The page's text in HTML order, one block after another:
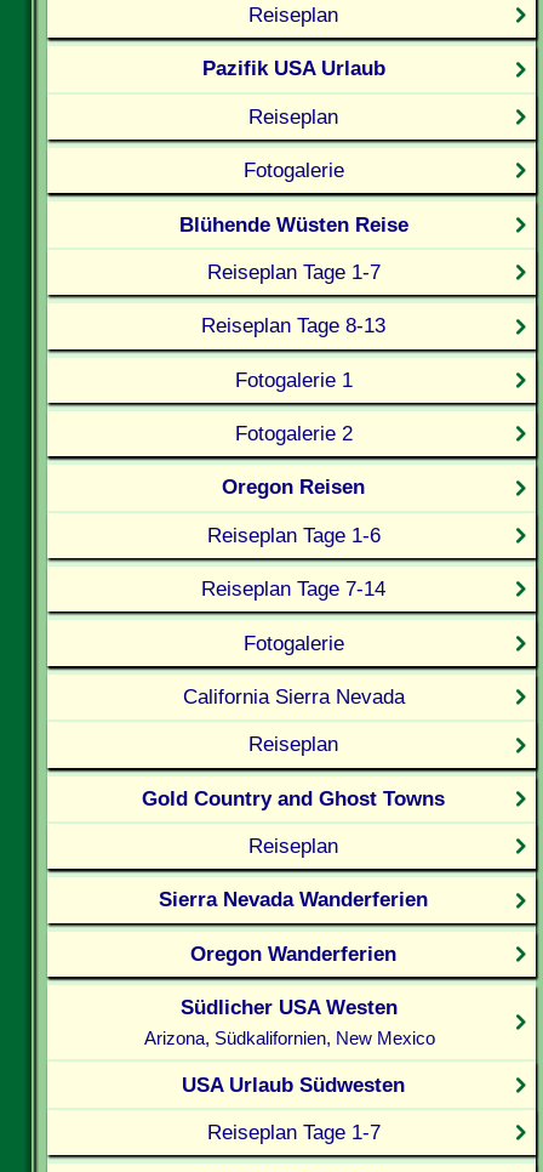
Reiseplan
Pazifik USA Urlaub
Reiseplan
Fotogalerie
Blühende Wüsten Reise
Reiseplan Tage 1-7
Reiseplan Tage 8-13
Fotogalerie 1
Fotogalerie 2
Oregon Reisen
Reiseplan Tage 1-6
Reiseplan Tage 7-14
Fotogalerie
California Sierra Nevada
Reiseplan
Gold Country and Ghost Towns
Reiseplan
Sierra Nevada Wanderferien
Oregon Wanderferien
Südlicher USA Westen
Arizona, Südkalifornien, New Mexico
USA Urlaub Südwesten
Reiseplan Tage 1-7